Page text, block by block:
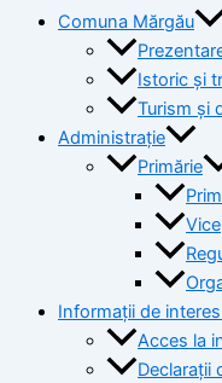
Comuna Mărgău
Istoric și
Turism și
Administrație
Primărie
Informații de
Acces la
Declarații